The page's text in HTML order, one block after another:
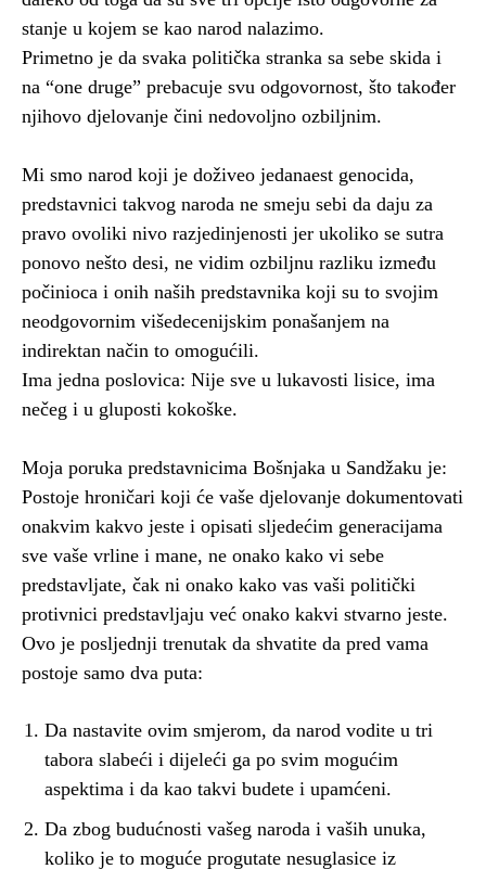
stanje u kojem se kao narod nalazimo.
Primetno je da svaka politička stranka sa sebe skida i
na “one druge” prebacuje svu odgovornost, što također
njihovo djelovanje čini nedovoljno ozbiljnim.
Mi smo narod koji je doživeo jedanaest genocida,
predstavnici takvog naroda ne smeju sebi da daju za
pravo ovoliki nivo razjedinjenosti jer ukoliko se sutra
ponovo nešto desi, ne vidim ozbiljnu razliku između
počinioca i onih naših predstavnika koji su to svojim
neodgovornim višedecenijskim ponašanjem na
indirektan način to omogućili.
Ima jedna poslovica: Nije sve u lukavosti lisice, ima
nečeg i u gluposti kokoške.
Moja poruka predstavnicima Bošnjaka u Sandžaku je:
Postoje hroničari koji će vaše djelovanje dokumentovati
onakvim kakvo jeste i opisati sljedećim generacijama
sve vaše vrline i mane, ne onako kako vi sebe
predstavljate, čak ni onako kako vas vaši politički
protivnici predstavljaju već onako kakvi stvarno jeste.
Ovo je posljednji trenutak da shvatite da pred vama
postoje samo dva puta:
Da nastavite ovim smjerom, da narod vodite u tri
tabora slabeći i dijeleći ga po svim mogućim
aspektima i da kao takvi budete i upamćeni.
Da zbog budućnosti vašeg naroda i vaših unuka,
koliko je to moguće progutate nesuglasice iz